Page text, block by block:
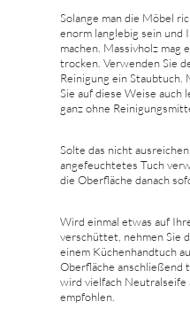
Solange man die Möbel
enorm langlebig sein und
machen. Massivholz mag
trocken. Verwenden Sie
Reinigung ein
Sie auf diese Weise auch
ganz ohne
Solte das nicht
angefeuchtetes Tuch
die Oberfläche danach
Wird einmal etwas auf
verschüttet, nehmen Sie
einem Küchenhandtuch
Oberfläche anschließend
wird vielfach Neutralseife
empfohlen.